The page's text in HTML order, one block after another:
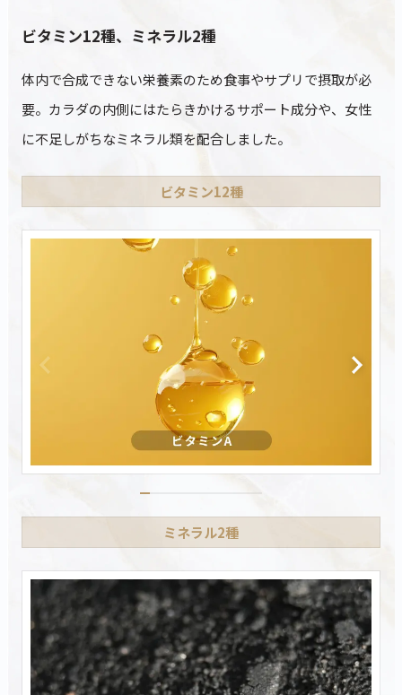
ビタミン12種、ミネラル2種
体内で合成できない栄養素のため食事やサプリで摂取が必
要。カラダの内側にはたらきかけるサポート成分や、女性
に不足しがちなミネラル類を配合しました。
ビタミン12種
ミネラル2種